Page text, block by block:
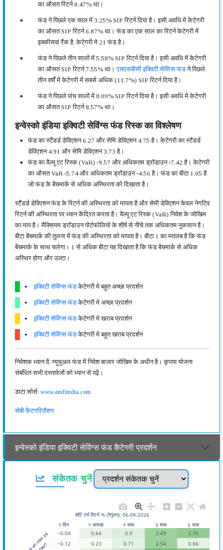
का औसत रिटर्न 8.47% था।
फंड ने पिछले एक साल में 3.25% SIP रिटर्न दिया है। इसी अवधि में केटेगरी
का औसत SIP रिटर्न 6.87% था। फंड का एक साल का रिटर्न केटेगरी में
इक्कीसवां रैंक है, केटेगरी मे 21 फंड है।
फंड ने पिछले तीन सालों में 5.58% SIP रिटर्न दिया है। इसी अवधि में केटेगरी
का औसत SIP रिटर्न 7.55% था।एचएसबीसी इक्विटी सेविंग्स फंडने पिछले
तीन वर्षों में केटेगरी में सबसे अधिक (11.7%) SIP रिटर्न दिया है।
फंड ने पिछले पांच सालों में 8.09% SIP रिटर्न दिया है। इसी अवधि में केटेगरी
का औसत SIP रिटर्न 8.57% था।
इन्वेस्को इंडिया इक्विटी सेविंग्स फंड रिस्क का विश्लेषण
फंड का स्टैंडर्ड डेविएशन 6.27 और सेमि डेविएशन 4.75 है। केटेगरी का स्टैंडर्ड
डेविएशन 4.91 और सेमि डेविएशन 3.73 है।
फंड का वैल्यू एट रिस्क (VaR) -9.57 और अधिकतम ड्रॉडाउन -7.42 है। केटेगरी
का औसत VaR -5.74 और अधिकतम ड्रॉडाउन -4.56 है। फंड का बीटा 1.05 है
जो फंड के बेंचमार्क से अधिक अस्थिरता को दिखाता है।
स्टैंडर्ड डेविएशन फंड के रिटर्न की अस्थिरता को मापता है और सेमी डेविएशन केवल नेगटिव
रिटर्न की अस्थिरता पर ध्यान केंद्रित करता है। वैल्यू एट रिस्क (VaR) निवेश के जोखिम
का माप है। मैक्सिमम ड्रॉडाउन पोर्टफोलियो के शीर्ष से नीचे तक अधिकतम नुकसान है।
बीटा बेंचमार्क की तुलना में फंड की अस्थिरता को मापता है। बीटा 1 का मतलब है कि फंड
बेंचमार्क के साथ चलेगा। 1 से अधिक बीटा यह दिखाता है कि फंड बेंचमार्क से अधिक
अस्थिर होगा और उल्टा।
इक्विटी सेविंग्स फंडकेटेगरी मे बहुत अच्छा प्रदर्शन
इक्विटी सेविंग्स फंडकेटेगरी मे अच्छा प्रदर्शन
इक्विटी सेविंग्स फंडकेटेगरी मे खराब प्रदर्शन
इक्विटी सेविंग्स फंडकेटेगरी मे बहुत खराब प्रदर्शन
निवेशक ध्यान दें: म्यूचुअल फंड में निवेश बाजार जोखिम के अधीन है। कृपया योजना
संबंधित सभी दस्तावेजों को ध्यान से पढ़ें।
डाटा सोर्स: www.amfiindia.com
सेबी कैटगरिज़ैशन
इन्वेस्को इंडिया इक्विटी सेविंग्स फंड कैटेगरी प्रदर्शन
संकेतक चुनें
−0.04 0.64 0.9 2.49
2.76
−0.12
0.23 0.71 2.54
0.66
१ दिन १ सप्ताह १ मास ३ मास ६ मास
शॉर्ट टर्म रिटर्न % (रेगुलर): 06-08-2026